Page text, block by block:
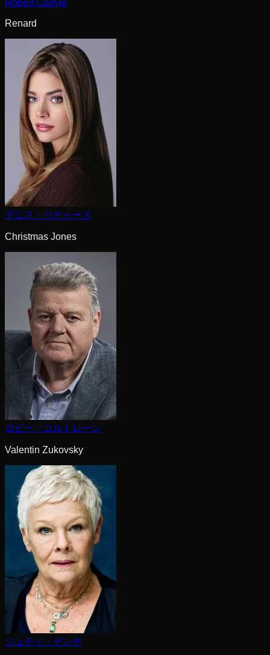
Robert Carlyle
Renard
デニス・リチャーズ
Christmas Jones
ロビー・コルトレーン
Valentin Zukovsky
ジュディ・デンチ